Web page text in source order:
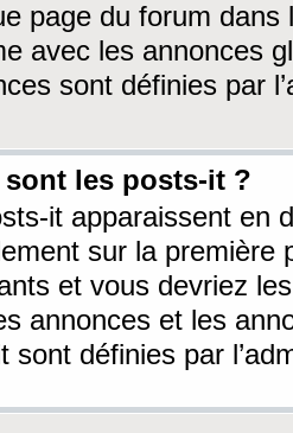
page du forum dans
avec les annonces
sont définies par
sont les posts-it ?
it apparaissent en
sur la première
et vous devriez
annonces et les
sont définies par